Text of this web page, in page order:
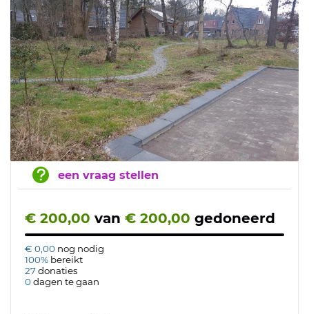
een vraag stellen
€ 200,00 van € 200,00 gedoneerd
€ 0,00 nog nodig
100% bereikt
27donaties
0dagen te gaan